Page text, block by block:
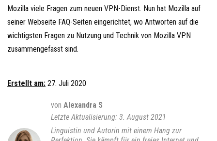
Mozilla viele Fragen zum neuen VPN-Dienst. Nun hat Mozilla auf
seiner Webseite FAQ-Seiten eingerichtet, wo Antworten auf die
wichtigsten Fragen zu Nutzung und Technik von Mozilla VPN
zusammengefasst sind.
Erstellt am: 27. Juli 2020
von Alexandra S
3. August 2021
Linguistin und Autorin mit einem Hang zur